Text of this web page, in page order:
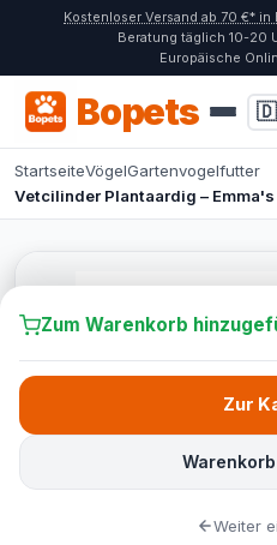
Kostenloser Versand ab 70 €*
Beratung täglich 10-20
Europäische
Bopets
StartseiteVögelGartenvogelfutter
Vetcilinder Plantaardig –
Zum Warenkorb
Zur
Weiter